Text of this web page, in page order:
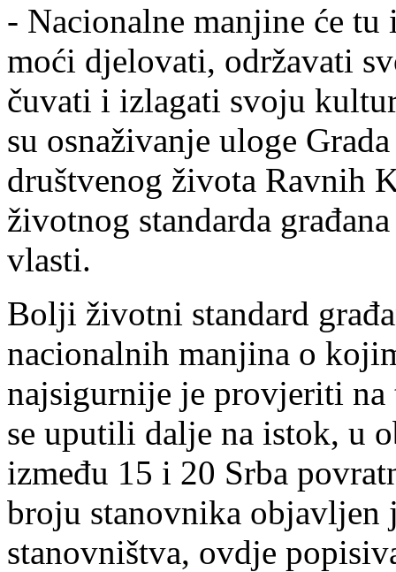
- Nacionalne manjine će
moći djelovati, održavati
čuvati i izlagati svoju
su osnaživanje uloge
društvenog života Ravnih
životnog standarda
vlasti.
Bolji životni standard
nacionalnih manjina o
najsigurnije je provjeriti na
se uputili dalje na istok, u
između 15 i 20 Srba
broju stanovnika objavljen
stanovništva, ovdje